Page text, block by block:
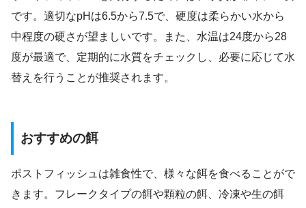
です。適切なpHは6.5から7.5で、硬度は柔らかい水から
中程度の硬さが望ましいです。また、水温は24度から28
度が最適で、定期的に水質をチェックし、必要に応じて水
替えを行うことが推奨されます。
おすすめの餌
ポストフィッシュは雑食性で、様々な餌を食べることがで
きます。フレークタイプの餌や顆粒の餌、冷凍や生の餌